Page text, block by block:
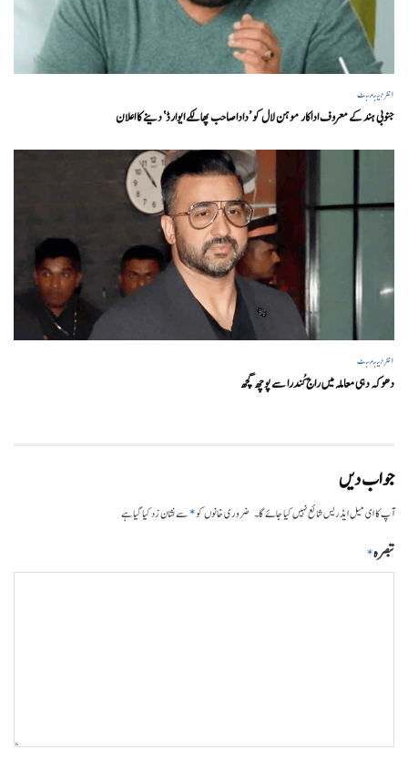
انٹرٹینمنٹ
جنوبی ہند کے معروف اداکار موہن لال کو ’داداصاحب پھالکے ایوارڈ‘ دینے کا اعلان
انٹرٹینمنٹ
دھوکہ دہی معاملہ میں راج کُندرا سے پوچھ گچھ
جواب دیں
آپ کا ای میل ایڈریس شائع نہیں کیا جائے گا۔ ضروری خانوں کو*سے نشان زد کیا گیا ہے
تبصرہ*